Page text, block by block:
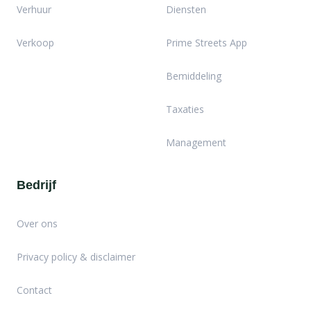
Verhuur
Verkoop
Diensten
Prime Streets App
Bemiddeling
Taxaties
Management
Bedrijf
Over ons
Privacy policy & disclaimer
Contact